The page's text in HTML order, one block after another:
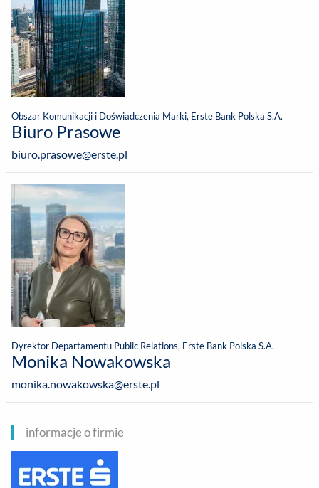
Obszar Komunikacji i Doświadczenia Marki, Erste Bank Polska S.A.
Biuro Prasowe
biuro.prasowe@erste.pl
Dyrektor Departamentu Public Relations, Erste Bank Polska S.A.
Monika Nowakowska
monika.nowakowska@erste.pl
informacje o firmie